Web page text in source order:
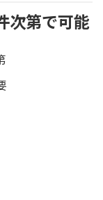
次第で可能